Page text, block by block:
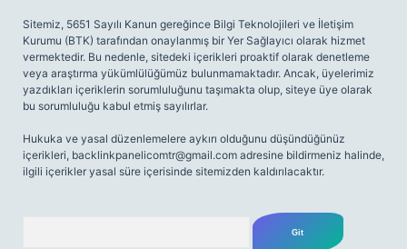
Sitemiz, 5651 Sayılı Kanun gereğince Bilgi Teknolojileri ve İletişim
Kurumu (BTK) tarafından onaylanmış bir Yer Sağlayıcı olarak hizmet
vermektedir. Bu nedenle, sitedeki içerikleri proaktif olarak denetleme
veya araştırma yükümlülüğümüz bulunmamaktadır. Ancak, üyelerimiz
yazdıkları içeriklerin sorumluluğunu taşımakta olup, siteye üye olarak
bu sorumluluğu kabul etmiş sayılırlar.
Hukuka ve yasal düzenlemelere aykırı olduğunu düşündüğünüz
içerikleri, backlinkpanelicomtr@gmail.com adresine bildirmeniz halinde,
ilgili içerikler yasal süre içerisinde sitemizden kaldırılacaktır.